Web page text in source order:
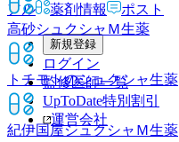
高砂シュクシャＭ生薬
トチモトのシュクシャ生薬
紀伊国屋シュクシャＭ生薬
アル
薬剤情報 ポスト
新規登録
ログイン
監修医師一覧
UpToDate特別割引
運営会社